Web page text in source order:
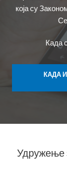
која су
Када
КАДА
Удружење